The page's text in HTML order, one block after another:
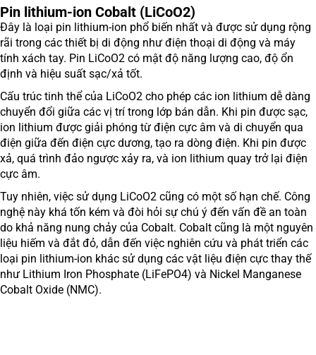
Pin lithium-ion Cobalt (LiCoO2)
Đây là loại pin lithium-ion phổ biến nhất và được sử dụng rộng
rãi trong các thiết bị di động như điện thoại di động và máy
tính xách tay. Pin LiCoO2 có mật độ năng lượng cao, độ ổn
định và hiệu suất sạc/xả tốt.
Cấu trúc tinh thể của LiCoO2 cho phép các ion lithium dễ dàng
chuyển đổi giữa các vị trí trong lớp bán dẫn. Khi pin được sạc,
ion lithium được giải phóng từ điện cực âm và di chuyển qua
điện giữa đến điện cực dương, tạo ra dòng điện. Khi pin được
xả, quá trình đảo ngược xảy ra, và ion lithium quay trở lại điện
cực âm.
Tuy nhiên, việc sử dụng LiCoO2 cũng có một số hạn chế. Công
nghệ này khá tốn kém và đòi hỏi sự chú ý đến vấn đề an toàn
do khả năng nung chảy của Cobalt. Cobalt cũng là một nguyên
liệu hiếm và đắt đỏ, dẫn đến việc nghiên cứu và phát triển các
loại pin lithium-ion khác sử dụng các vật liệu điện cực thay thế
như Lithium Iron Phosphate (LiFePO4) và Nickel Manganese
Cobalt Oxide (NMC).